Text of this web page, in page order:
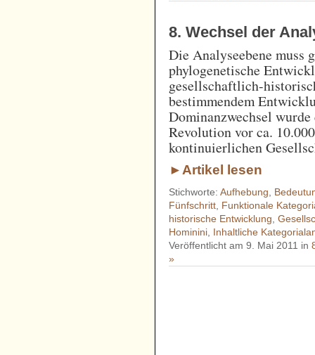
8. Wechsel der
Die Analyseebene muss
phylogenetische
gesellschaftlich-
bestimmendem
Dominanzwechsel
Revolution vor ca.
kontinuierlichen
►Artikel lesen
Stichworte:Aufhebung
Fünfschritt Funktionale
historische Entwicklung ,
Hominini Inhaltliche
Veröffentlicht am 9. Mai 2011 in
»